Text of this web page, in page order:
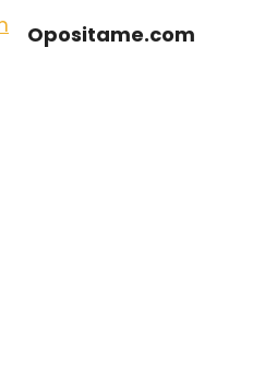
Opositame.com